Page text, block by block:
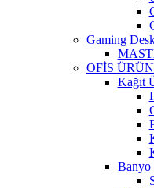
Gaming
OFİS
Kağıt
Banyo